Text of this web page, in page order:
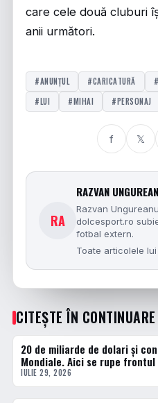
care cele două cluburi
anii următori.
#ANUNȚUL #CARICATURĂ
#LUI
#MIHAI #PERSONAJ
f 𝕏
RA
RAZVAN
Razvan
dolcesport.ro
fotbal extern.
Toate articolele
CITEȘTE ÎN CONTINUARE
ACTUALE
20 de miliarde de dolari și
Mondiale. Aici se rupe frontul
IULIE 29, 2026